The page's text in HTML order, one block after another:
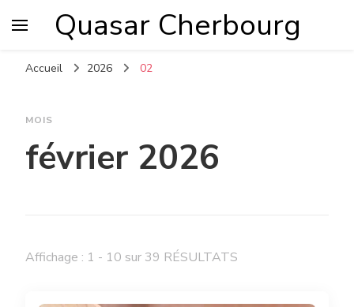
Quasar Cherbourg
Accueil 2026 02
MOIS
février 2026
Affichage : 1 - 10 sur 39 RÉSULTATS